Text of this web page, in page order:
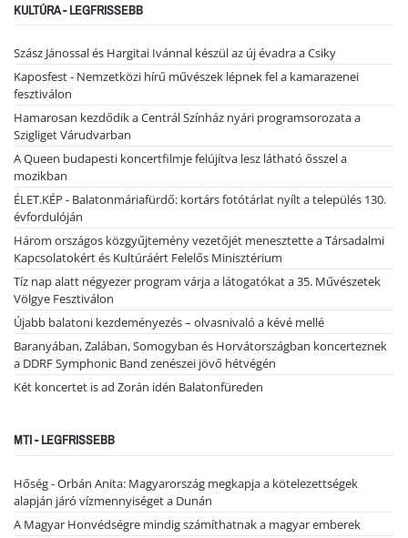
KULTÚRA - LEGFRISSEBB
Szász Jánossal és Hargitai Ivánnal készül az új évadra a Csiky
Kaposfest - Nemzetközi hírű művészek lépnek fel a kamarazenei
fesztiválon
Hamarosan kezdődik a Centrál Színház nyári programsorozata a
Szigliget Várudvarban
A Queen budapesti koncertfilmje felújítva lesz látható ősszel a
mozikban
ÉLET.KÉP - Balatonmáriafürdő: kortárs fotótárlat nyílt a település 130.
évfordulóján
Három országos közgyűjtemény vezetőjét menesztette a Társadalmi
Kapcsolatokért és Kultúráért Felelős Minisztérium
Tíz nap alatt négyezer program várja a látogatókat a 35. Művészetek
Völgye Fesztiválon
Újabb balatoni kezdeményezés – olvasnivaló a kévé mellé
Baranyában, Zalában, Somogyban és Horvátországban koncerteznek
a DDRF Symphonic Band zenészei jövő hétvégén
Két koncertet is ad Zorán idén Balatonfüreden
MTI - LEGFRISSEBB
Hőség - Orbán Anita: Magyarország megkapja a kötelezettségek
alapján járó vízmennyiséget a Dunán
A Magyar Honvédségre mindig számíthatnak a magyar emberek